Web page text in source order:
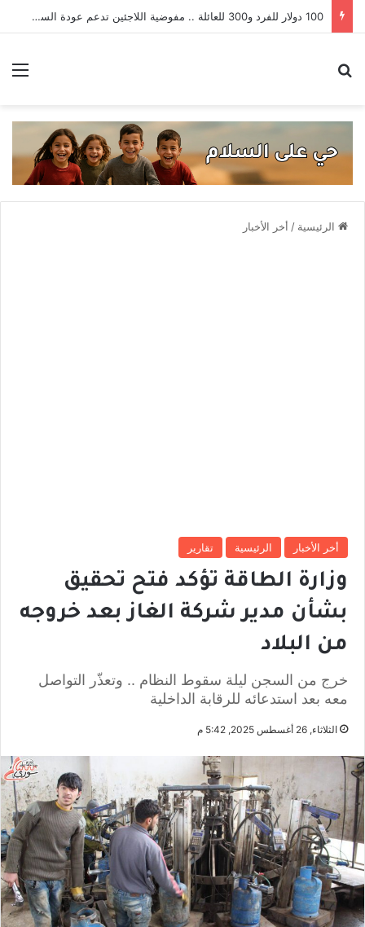
100 دولار للفرد و300 للعائلة .. مفوضية اللاجئين تدعم عودة السوريين من لبنان
الرئيسية / أخر الأخبار
أخر الأخبار الرئيسية تقارير
وزارة الطاقة تؤكد فتح تحقيق
بشأن مدير شركة الغاز بعد خروجه
من البلاد
خرج من السجن ليلة سقوط النظام .. وتعذّر التواصل
معه بعد استدعائه للرقابة الداخلية
الثلاثاء, 26 أغسطس 2025, 5:42 م